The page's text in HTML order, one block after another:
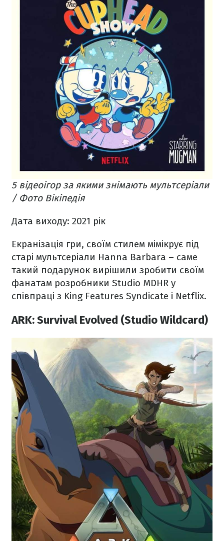
5 відеоігор за якими знімають мультсеріали
/ Фото Вікіпедія
Дата виходу: 2021 рік
Екранізація гри, своїм стилем мімікрує під
старі мультсеріали Hanna Barbara – саме
такий подарунок вирішили зробити своїм
фанатам розробники Studio MDHR у
співпраці з King Features Syndicate і Netflix.
ARK: Survival Evolved (Studio Wildcard)